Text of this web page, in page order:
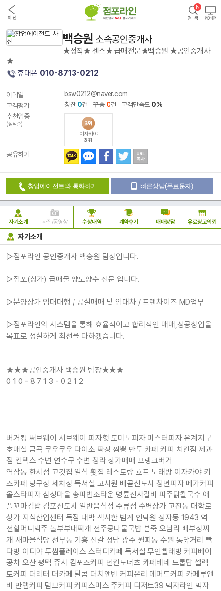
백승원 소속공인중개사
★정직★ 센스★ 급매전문★백승원 ★공인중개사
★
휴대폰 010-8713-0212
이메일
bsw0212@naver.com
고객평가
칭찬 0건 꾸중 0건 고객만족도 0%
추천업종
(실적순)
이자카야
3위
공유하기
창업에이전트와 통화하기 빠른상담(무료문자)
자기소개 사진/동영상 수상내역 계약후기 매매상담 유료광고의뢰
자기소개
▷점포라인 공인중개사 백승원 팀장입니다.
▷점포(상가) 급매물 양도양수 전문 입니다.
▷분양상가 임대대행 / 공실매매 및 임대차 / 프랜차이즈 MD업무
▷점포라인의 시스템을 통해 효율적이고 합리적인 매매,성공창업을
목표로 성실하게 최선을 다하겠습니다.
★★★공인중개사 백승원 팀장★★★
0 1 0 - 8 7 1 3 - 0 2 1 2
버거킹 써브웨이 서브웨이 피자헛 도미노피자 미스터피자 은계지구
호매실 금곡 쿠우쿠우 다이소 짜장 짬뽕 만두 카페 커피 치킨점 제과
점 킨텍스 수변 연수구 수변 청라 상가매매 프랭크버거
역삼동 한시점 고깃집 일식 횟집 레스토랑 호프 노래방 이자카야 키
즈카페 당구장 세차장 독서실 고시원 배곧신도시 청년피자 메가커피
올스타피자 삼성마을 송파법조타운 명륜진사갈비 파주닭칼국수 애
플꼬마김밥 김포신도시 일반음식점 주류점 수변상가 고잔동 대학로
상가 지식산업센터 독점 대박 섹시한 범계 인덕원 정자동 1943 역
전할머니맥주 놀부부대찌개 전주콩나물국밥 본죽 오남리 배부장찌
개 새마을식당 선부동 기흥 신갈 성남 광주 월피동 수원 통닭거리 빽
다방 이디야 투썸플레이스 스터디카페 독서실 무인빨래방 커피베이
공차 오산 평택 쥬시 컴포즈커피 던킨도너츠 카페베네 드롭탑 셀렉
토커피 더리터 더카페 달콤 더치앤빈 커피온리 메머드커피 카페루앤
비 만랩커피 텀브커피 커피스미스 주커피 디저트39 먹자라인 먹자